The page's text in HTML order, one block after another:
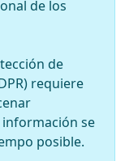
de los
de
requiere
se
posible.